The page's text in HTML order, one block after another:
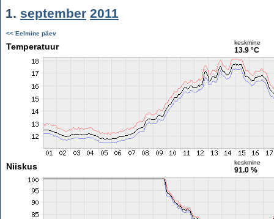
1. september 2011
<< Eelmine päev
Temperatuur keskmine
13.9 °C
Niiskus keskmine
91.0 %